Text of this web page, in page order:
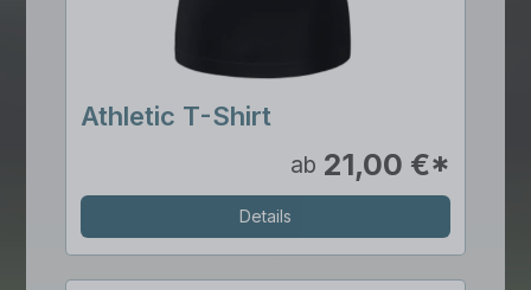
Athletic T-Shirt
ab 21,00 €*
Details